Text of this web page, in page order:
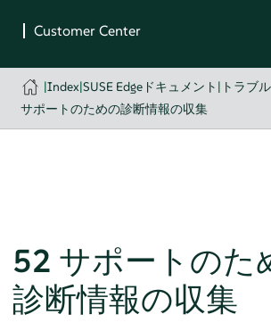
|Index|SUSE Edgeドキュメント | トラブ
サポートのための診断情報の収集
52 サポートのた
診断情報の収集